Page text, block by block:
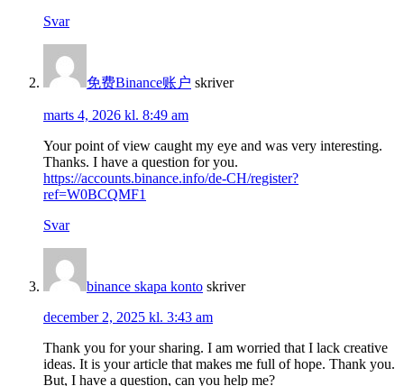
Svar
免费Binance账户 skriver
marts 4, 2026 kl. 8:49 am
Your point of view caught my eye and was very interesting.
Thanks. I have a question for you.
https://accounts.binance.info/de-CH/register?
ref=W0BCQMF1
Svar
binance skapa konto skriver
december 2, 2025 kl. 3:43 am
Thank you for your sharing. I am worried that I lack creative
ideas. It is your article that makes me full of hope. Thank you.
But, I have a question, can you help me?